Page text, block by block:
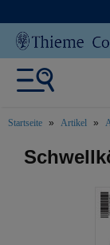
Startseite Artikel
text.skipToContent
text.skipToNavigation